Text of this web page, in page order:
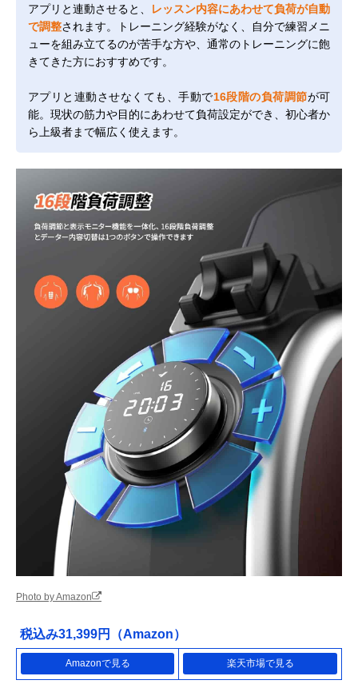
アプリと連動させると、
レッスン内容にあわせて負荷が自動
で調整されます。トレーニング経験がなく、自分で練習メニ
ューを組み立てるのが苦手な方や、通常のトレーニングに飽
きてきた方におすすめです。
アプリと連動させなくても、手動で16段階の負荷調節が可
能。現状の筋力や目的にあわせて負荷設定ができ、初心者か
ら上級者まで幅広く使えます。
Photo by Amazon
税込み31,399円（Amazon）
Amazonで見る 楽天市場で見る